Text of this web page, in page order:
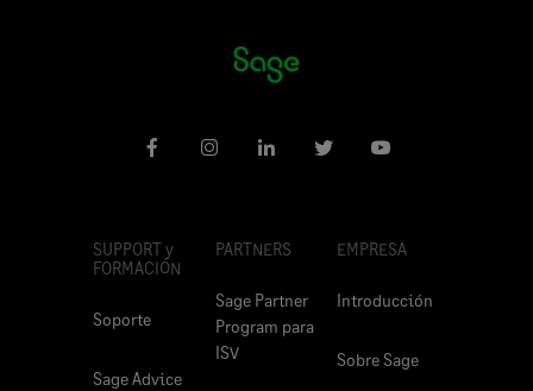
SUPPORT y
FORMACIÓN
Soporte
Sage Advice
PARTNERS
Sage Partner
Program para
ISV
EMPRESA
Introducción
Sobre Sage